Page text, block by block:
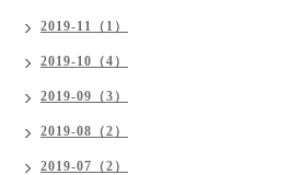
2019-11（1）
2019-10（4）
2019-09（3）
2019-08（2）
2019-07（2）